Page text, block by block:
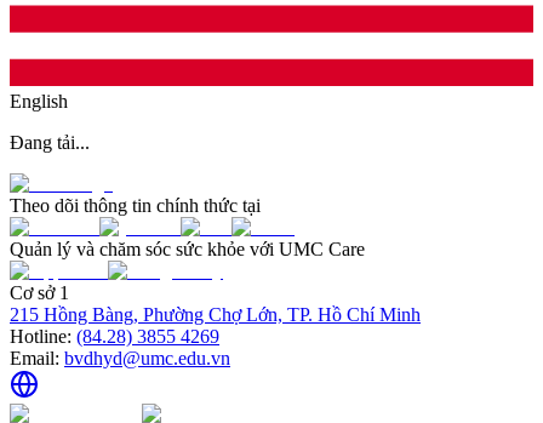
English
Đang tải...
Theo dõi thông tin chính thức tại
Quản lý và chăm sóc sức khỏe với UMC Care
Cơ sở 1
215 Hồng Bàng, Phường Chợ Lớn, TP. Hồ Chí Minh
Hotline: (84.28) 3855 4269
Email: bvdhyd@umc.edu.vn